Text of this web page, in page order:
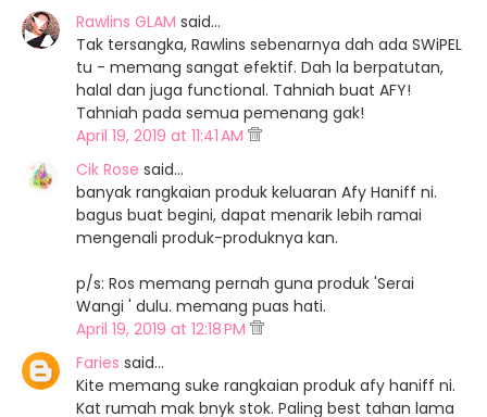
Rawlins GLAM said…
Tak tersangka, Rawlins sebenarnya dah ada SWiPEL
tu - memang sangat efektif. Dah la berpatutan,
halal dan juga functional. Tahniah buat AFY!
Tahniah pada semua pemenang gak!
April 19, 2019 at 11:41 AM
Cik Rose said…
banyak rangkaian produk keluaran Afy Haniff ni.
bagus buat begini, dapat menarik lebih ramai
mengenali produk-produknya kan.
p/s: Ros memang pernah guna produk 'Serai
Wangi ' dulu. memang puas hati.
April 19, 2019 at 12:18 PM
Faries said…
Kite memang suke rangkaian produk afy haniff ni.
Kat rumah mak bnyk stok. Paling best tahan lama